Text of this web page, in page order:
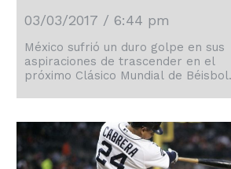
03/03/2017 / 6:44 pm
México sufrió un duro golpe en sus
aspiraciones de trascender en el
próximo Clásico Mundial de Béisbol
como probables abridores del